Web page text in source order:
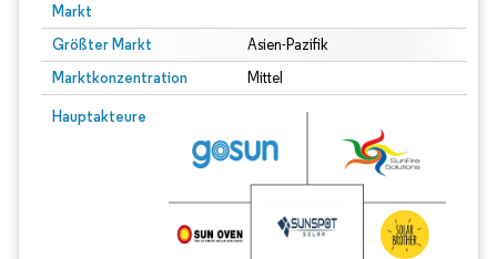
Markt
Größter Markt Asien-Pazifik
Marktkonzentration Mittel
Hauptakteure
Bild © Mordor Intelligence. Wiederverwendung erfordert Namensnennung